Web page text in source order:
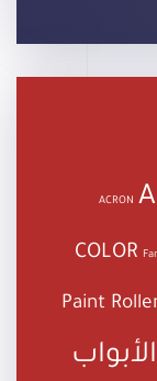
ACRON
COLOR
Paint